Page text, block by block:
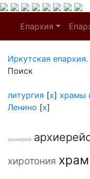
Епархия
Иркутская
Поиск
литургия [x] храмы
Ленино [x]
архиерей
хиротония храм